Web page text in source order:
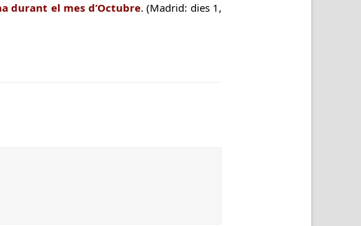
durant el mes d’Octubre. (Madrid: dies 1,